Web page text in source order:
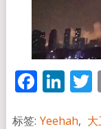
标签: Yeehah,